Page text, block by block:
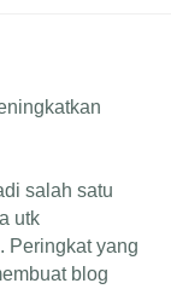
salah satu
utk
Peringkat yang
blog